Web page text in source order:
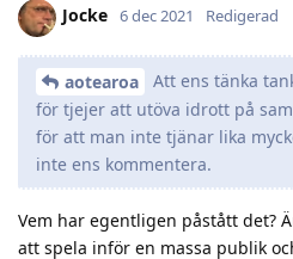
Jocke 6 dec 2021 Redigerad
aotearoa
Att ens tänka
för tjejer att utöva idrott på
för att man inte tjänar lika
inte ens kommentera.
Vem har egentligen påstått det?
att spela inför en massa publik